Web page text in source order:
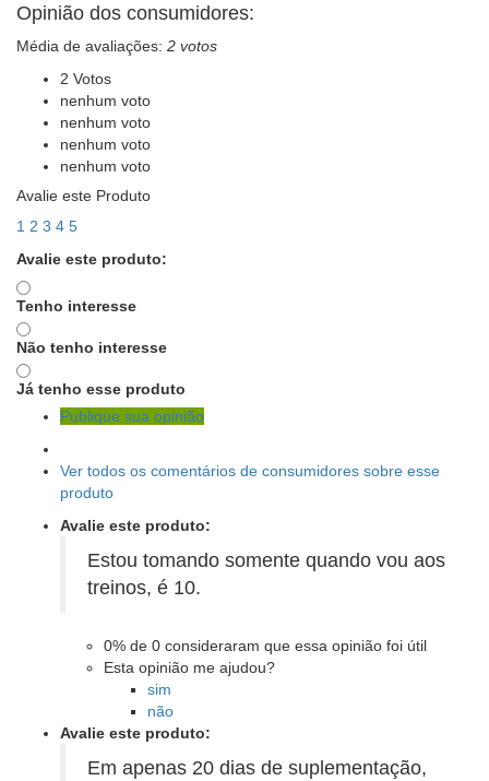
Opinião dos consumidores:
Média de avaliações: 2 votos
2 Votos
nenhum voto
nenhum voto
nenhum voto
nenhum voto
Avalie este Produto
1 2 3 4 5
Avalie este produto:
Tenho interesse
Não tenho interesse
Já tenho esse produto
Publique sua opinião
Ver todos os comentários de consumidores sobre esse
produto
Avalie este produto:
Estou tomando somente quando vou aos
treinos, é 10.
0% de 0 consideraram que essa opinião foi útil
Esta opinião me ajudou?
sim
não
Avalie este produto:
Em apenas 20 dias de suplementação,